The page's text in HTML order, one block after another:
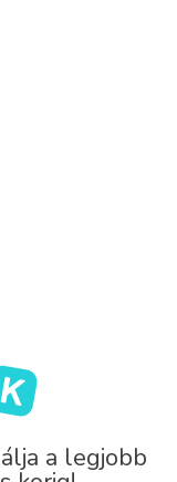
a legjobb